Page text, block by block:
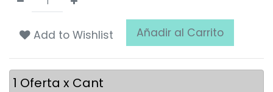
Add to Wishlist Añadir al Carrito
1 Oferta x Cant